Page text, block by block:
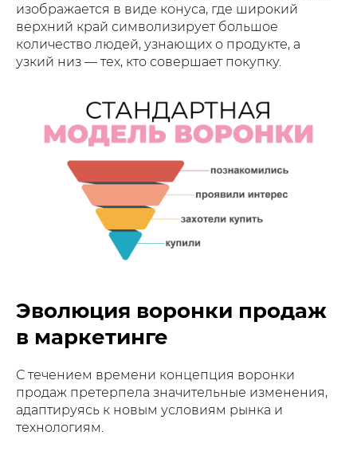
изображается в виде конуса, где широкий
верхний край символизирует большое
количество людей, узнающих о продукте, а
узкий низ — тех, кто совершает покупку.
Эволюция воронки продаж
в маркетинге
С течением времени концепция воронки
продаж претерпела значительные изменения,
адаптируясь к новым условиям рынка и
технологиям.